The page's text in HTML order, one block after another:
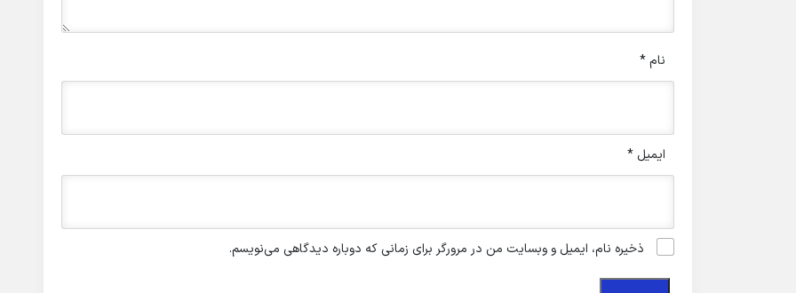
نام*
ایمیل *
ذخیره نام، ایمیل و وبسایت من در مرورگر برای زمانی که دوباره دیدگاهی می‌نویسم.